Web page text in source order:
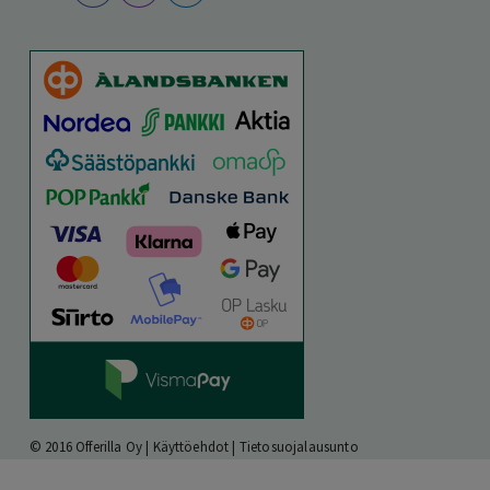
© 2016 Offerilla Oy | Käyttöehdot | Tietosuojalausunto